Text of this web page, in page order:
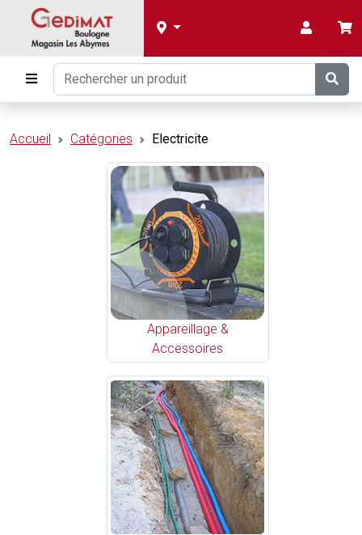
Accueil Catégories Electricite
Appareillage &
Accessoires